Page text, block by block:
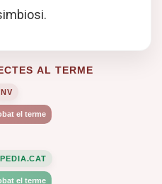
AL TERME
el terme
el terme